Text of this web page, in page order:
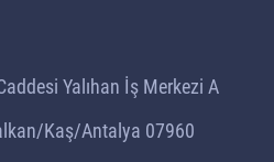
Yalıhan İş Merkezi A
Kaş/Antalya 07960